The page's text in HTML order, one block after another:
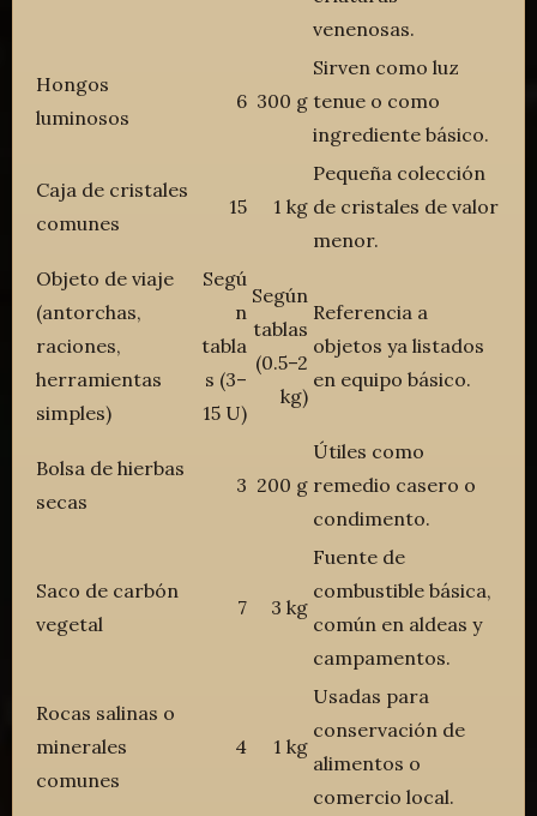
venenosas.
Hongos
luminosos
6 300 g
Sirven como luz
tenue o como
ingrediente básico.
Caja de cristales
comunes
15 1 kg
Pequeña colección
de cristales de valor
menor.
Objeto de viaje
(antorchas,
raciones,
herramientas
simples)
Segú
n
tabla
s (3–
15 U)
Según
tablas
(0.5–2
kg)
Referencia a
objetos ya listados
en equipo básico.
Bolsa de hierbas
secas
3 200 g
Útiles como
remedio casero o
condimento.
Saco de carbón
vegetal
7 3 kg
Fuente de
combustible básica,
común en aldeas y
campamentos.
Rocas salinas o
minerales
comunes
4 1 kg
Usadas para
conservación de
alimentos o
comercio local.